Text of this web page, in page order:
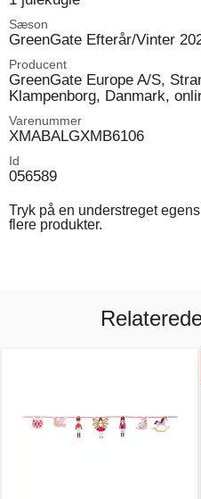
Sæson
GreenGate Efterår/Vinter
Producent
GreenGate Europe A/S,
Klampenborg, Danmark,
Varenummer
XMABALGXMB6106
Id
056589
Tryk på en understreget
flere produkter.